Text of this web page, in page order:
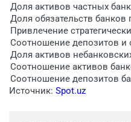
Доля активов частных
Доля обязательств
Привлечение
Соотношение депозитов и
Доля активов
Соотношение активов
Соотношение депозитов
Источник: Spot.uz